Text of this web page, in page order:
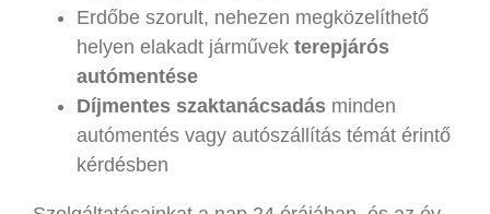
Erdőbe szorult, nehezen megközelíthető
helyen elakadt járművek terepjárós
autómentése
Díjmentes szaktanácsadás minden
autómentés vagy autószállítás témát érintő
kérdésben